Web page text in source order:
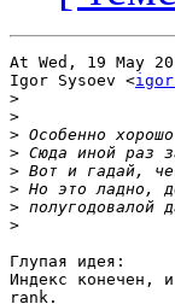
At Wed, 19 May
Igor Sysoev <
>
>
>
>
>
>
>
>
Глупая идея:
Индекс конечен,
rank.